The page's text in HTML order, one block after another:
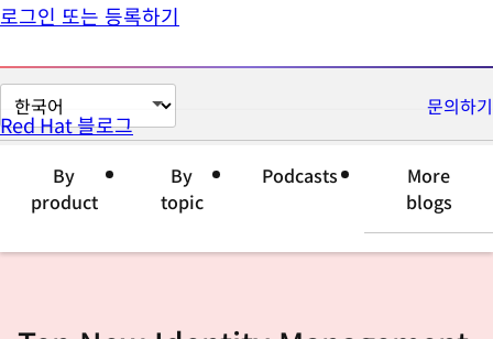
로그인 또는 등록하기
페
이
변
문의하기
Red Hat 블로그
By
product
By
topic
Podcasts
More
blogs